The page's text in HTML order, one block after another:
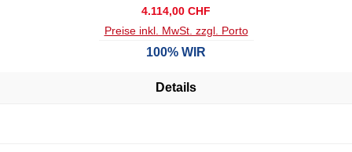
Regulärer Preis:
4.114,00 CHF
Preise inkl. MwSt. zzgl. Porto
100% WIR
Details